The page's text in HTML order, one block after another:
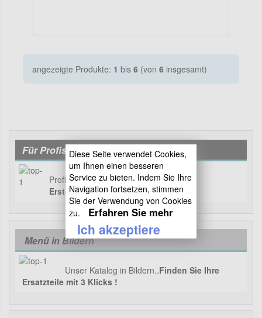
angezeigte Produkte: 1 bis 6 (von 6 insgesamt)
Für Profis
Profis haben viele Vorteile..
Erstellen Sie Ihr Pro-Konto
Menü in Bildern
Unser Katalog in Bildern..Finden Sie Ihre
Ersatzteile mit 3 Klicks !
Diese Seite verwendet Cookies,
um Ihnen einen besseren
Service zu bieten. Indem Sie Ihre
Navigation fortsetzen, stimmen
Sie der Verwendung von Cookies
zu.
Erfahren Sie mehr
Ich akzeptiere